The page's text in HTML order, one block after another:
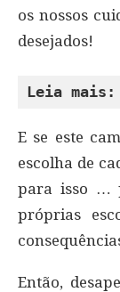
os nossos
desejados!
Leia mais:
E se este
escolha de
para isso …
próprias
Então,